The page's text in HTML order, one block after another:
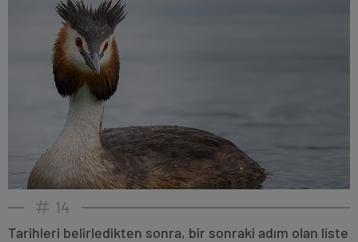
14
Tarihleri belirledikten sonra, bir sonraki adım olan liste